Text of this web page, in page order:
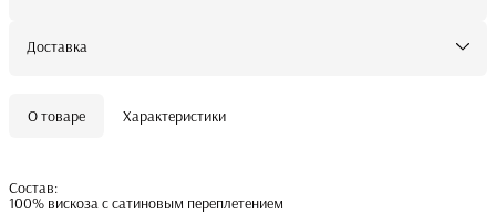
Доставка
О товаре Характеристики
Состав:
100% вискоза с сатиновым переплетением